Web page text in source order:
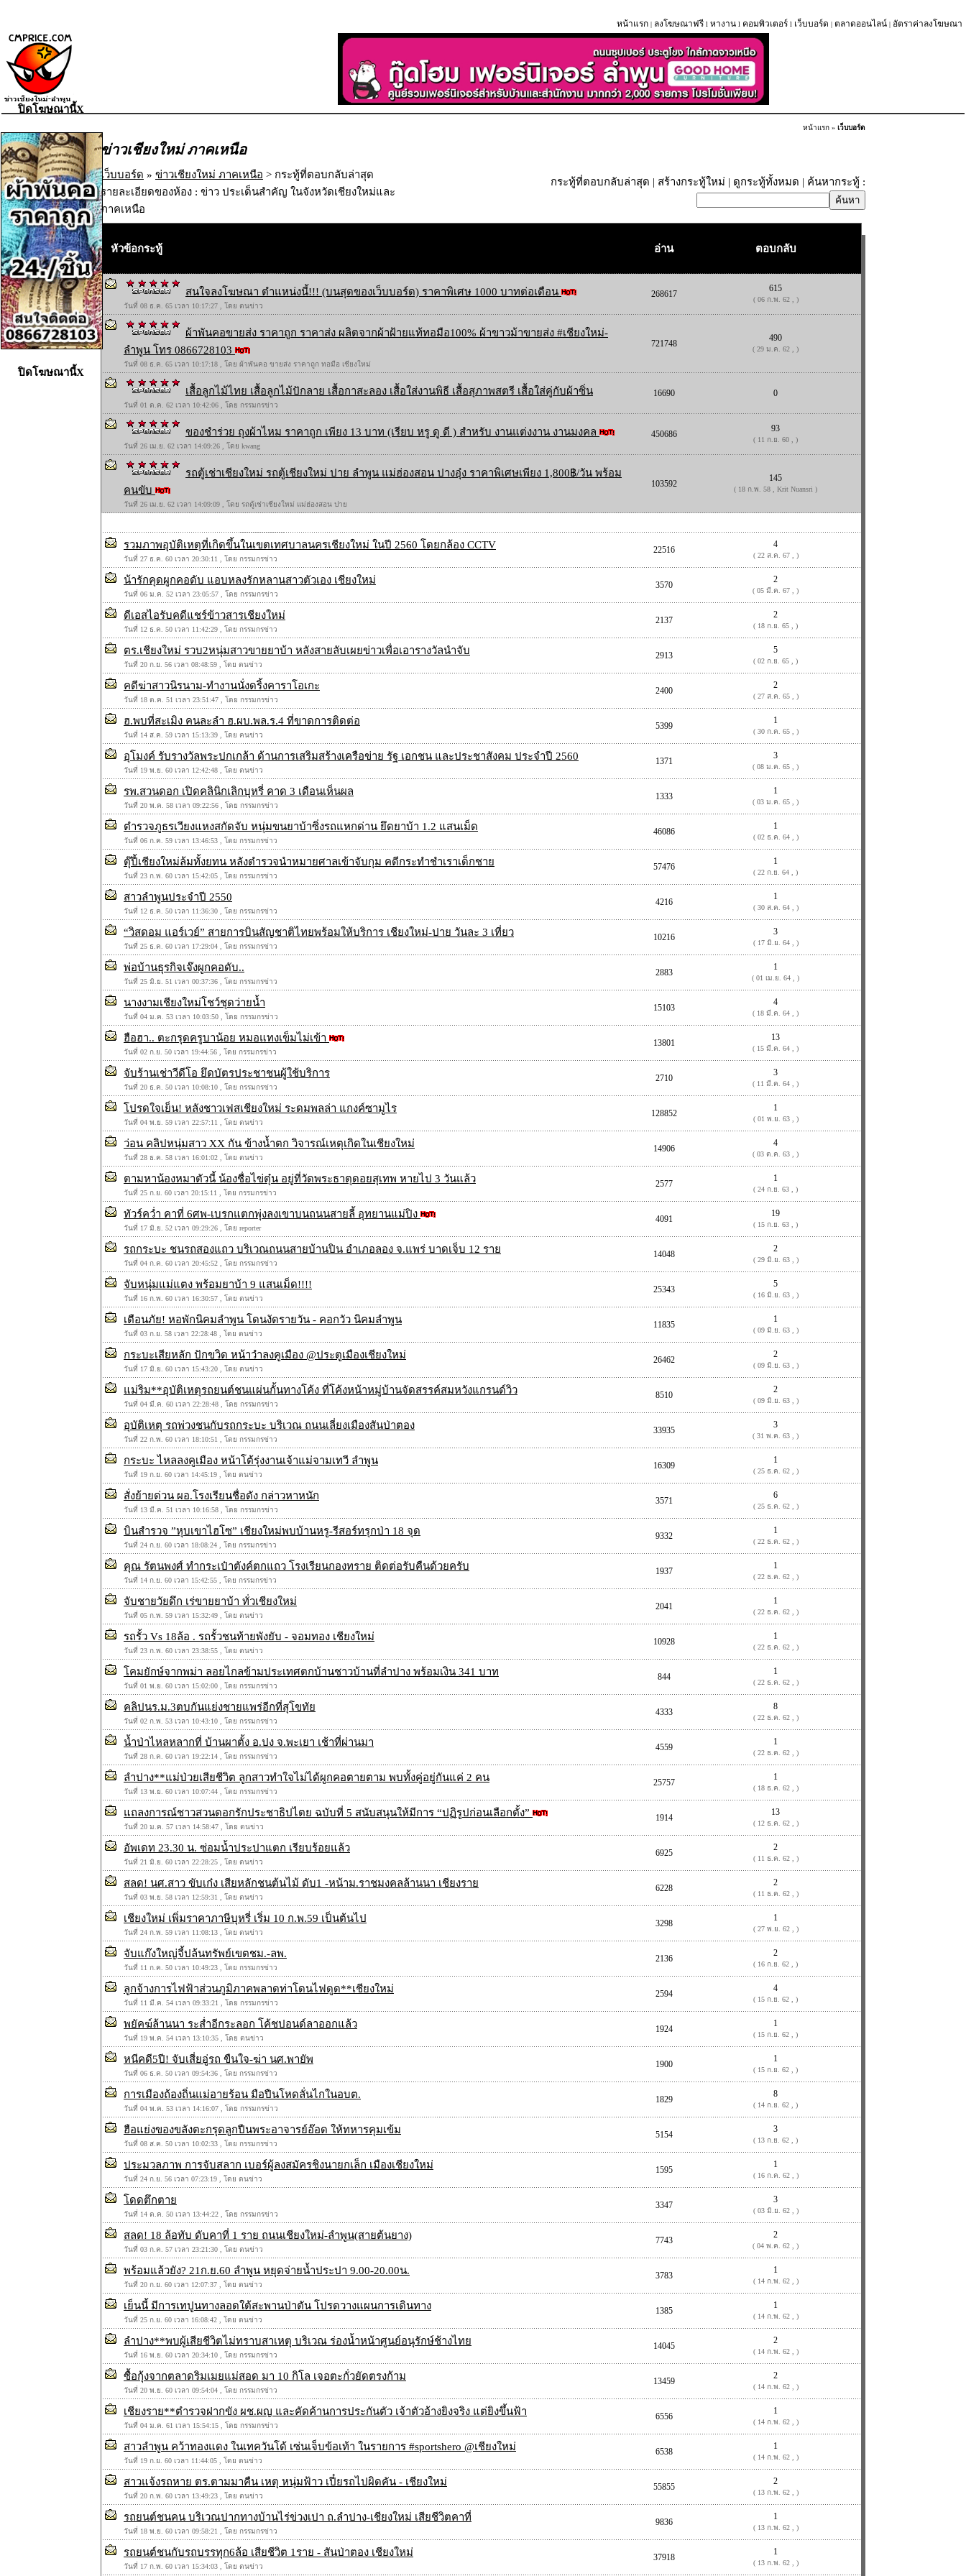
หน้าแรก | ลงโฆษณาฟรี l หางาน l คอมพิวเตอร์ l เว็บบอร์ด | ตลาดออนไลน์ | อัตราค่าลงโฆษณา
หน้าแรก » เว็บบอร์ด
ข่าวเชียงใหม่ ภาคเหนือ
เว็บบอร์ด » ข่าวเชียงใหม่ ภาคเหนือ > กระทู้ที่ตอบกลับล่าสุด
รายละเอียดของห้อง : ข่าว ประเด็นสำคัญ ในจังหวัดเชียงใหม่และ
ภาคเหนือ
กระทู้ที่ตอบกลับล่าสุด | สร้างกระทู้ใหม่ | ดูกระทู้ทั้งหมด | ค้นหากระทู้ :
หัวข้อกระทู้ อ่าน ตอบกลับ
สนใจลงโฆษณา ตำแหน่งนี้!!! (บนสุดของเว็บบอร์ด) ราคาพิเศษ 1000 บาทต่อเดือน
วันที่ 08 ธ.ค. 65 เวลา 10:17:27 , โดย ตนข่าว
268617
615
( 06 ก.พ. 62 , )
ผ้าพันคอขายส่ง ราคาถูก ราคาส่ง ผลิตจากผ้าฝ้ายแท้ทอมือ100% ผ้าขาวม้าขายส่ง #เชียงใหม่-
ลำพูน โทร 0866728103
วันที่ 08 ธ.ค. 65 เวลา 10:17:18 , โดย ผ้าพันคอ ขายส่ง ราคาถูก ทอมือ เชียงใหม่
721748
490
( 29 ม.ค. 62 , )
เสื้อลูกไม้ไทย เสื้อลูกไม้ปักลาย เสื้อกาสะลอง เสื้อใส่งานพิธี เสื้อสุภาพสตรี เสื้อใส่คู่กับผ้าซิ่น
วันที่ 01 ต.ค. 62 เวลา 10:42:06 , โดย กรรมกรข่าว
16690 0
ของชำร่วย ถุงผ้าไหม ราคาถูก เพียง 13 บาท (เรียบ หรู ดู ดี ) สำหรับ งานแต่งงาน งานมงคล
วันที่ 26 เม.ย. 62 เวลา 14:09:26 , โดย kwang
450686
93
( 11 ก.ย. 60 , )
รถตู้เช่าเชียงใหม่ รถตู้เชียงใหม่ ปาย ลำพูน แม่ฮ่องสอน ปางอุ๋ง ราคาพิเศษเพียง 1,800฿/วัน พร้อม
คนขับ
วันที่ 26 เม.ย. 62 เวลา 14:09:09 , โดย รถตู้เช่าเชียงใหม่ แม่ฮ่องสอน ปาย
103592
145
( 18 ก.พ. 58 , Krit Nuansri )
รวมภาพอุบัติเหตุที่เกิดขึ้นในเขตเทศบาลนครเชียงใหม่ ในปี 2560 โดยกล้อง CCTV
วันที่ 27 ธ.ค. 60 เวลา 20:30:11 , โดย กรรมกรข่าว
22516
4
( 22 ส.ค. 67 , )
น้ารักคุดผูกคอดับ แอบหลงรักหลานสาวตัวเอง เชียงใหม่
วันที่ 06 ม.ค. 52 เวลา 23:05:57 , โดย กรรมกรข่าว
3570
2
( 05 มี.ค. 67 , )
ดีเอสไอรับคดีแชร์ข้าวสารเชียงใหม่
วันที่ 12 ธ.ค. 50 เวลา 11:42:29 , โดย กรรมกรข่าว
2137
2
( 18 ก.ย. 65 , )
ตร.เชียงใหม่ รวบ2หนุ่มสาวขายยาบ้า หลังสายลับเผยข่าวเพื่อเอารางวัลนำจับ
วันที่ 20 ก.ย. 56 เวลา 08:48:59 , โดย ตนข่าว
2913
5
( 02 ก.ย. 65 , )
คดีฆ่าสาวนิรนาม-ทำงานนั่งดริ้งคาราโอเกะ
วันที่ 18 ต.ค. 51 เวลา 23:51:47 , โดย กรรมกรข่าว
2400
2
( 27 ส.ค. 65 , )
ฮ.พบที่สะเมิง คนละลำ ฮ.ผบ.พล.ร.4 ที่ขาดการติดต่อ
วันที่ 14 ส.ค. 59 เวลา 15:13:39 , โดย ฅนข่าว
5399
1
( 30 ก.ค. 65 , )
อุโมงค์ รับรางวัลพระปกเกล้า ด้านการเสริมสร้างเครือข่าย รัฐ เอกชน และประชาสังคม ประจำปี 2560
วันที่ 19 พ.ย. 60 เวลา 12:42:48 , โดย ตนข่าว
1371
3
( 08 ม.ค. 65 , )
รพ.สวนดอก เปิดคลินิกเลิกบุหรี่ คาด 3 เดือนเห็นผล
วันที่ 20 พ.ค. 58 เวลา 09:22:56 , โดย กรรมกรข่าว
1333
1
( 03 ม.ค. 65 , )
ตำรวจภูธรเวียงแหงสกัดจับ หนุ่มขนยาบ้าซิ่งรถแหกด่าน ยึดยาบ้า 1.2 แสนเม็ด
วันที่ 06 ก.ค. 59 เวลา 13:46:53 , โดย กรรมกรข่าว
46086
1
( 02 ธ.ค. 64 , )
ตุ๊ปี้เชียงใหม่ล้มทั้งยทน หลังตำรวจนำหมายศาลเข้าจับกุม คดีกระทำชำเราเด็กชาย
วันที่ 23 ก.พ. 60 เวลา 15:42:05 , โดย กรรมกรข่าว
57476
1
( 22 ก.ย. 64 , )
สาวลำพูนประจำปี 2550
วันที่ 12 ธ.ค. 50 เวลา 11:36:30 , โดย กรรมกรข่าว
4216
1
( 30 ส.ค. 64 , )
“วิสดอม แอร์เวย์” สายการบินสัญชาติไทยพร้อมให้บริการ เชียงใหม่-ปาย วันละ 3 เที่ยว
วันที่ 25 ธ.ค. 60 เวลา 17:29:04 , โดย กรรมกรข่าว
10216
3
( 17 มิ.ย. 64 , )
พ่อบ้านธุรกิจเจ๊งผูกคอดับ..
วันที่ 25 มิ.ย. 51 เวลา 00:37:36 , โดย กรรมกรข่าว
2883
1
( 01 เม.ย. 64 , )
นางงามเชียงใหม่โชว์ชุดว่ายน้ำ
วันที่ 04 ม.ค. 53 เวลา 10:03:50 , โดย กรรมกรข่าว
15103
4
( 18 มี.ค. 64 , )
ฮือฮา.. ตะกรุดครูบาน้อย หมอแทงเข็มไม่เข้า
วันที่ 02 ก.ย. 50 เวลา 19:44:56 , โดย กรรมกรข่าว
13801
13
( 15 มี.ค. 64 , )
จับร้านเช่าวีดีโอ ยึดบัตรประชาชนผู้ใช้บริการ
วันที่ 20 ธ.ค. 50 เวลา 10:08:10 , โดย กรรมกรข่าว
2710
3
( 11 มี.ค. 64 , )
โปรดใจเย็น! หลังชาวเฟสเชียงใหม่ ระดมพลล่า แกงค์ซามูไร
วันที่ 04 พ.ย. 59 เวลา 22:57:11 , โดย ตนข่าว
128852
1
( 01 พ.ย. 63 , )
ว่อน คลิปหนุ่มสาว XX กัน ข้างน้ำตก วิจารณ์เหตุเกิดในเชียงใหม่
วันที่ 28 ธ.ค. 58 เวลา 16:01:02 , โดย ตนข่าว
14906
4
( 03 ต.ค. 63 , )
ตามหาน้องหมาตัวนี้ น้องชื่อไข่ตุ๋น อยู่ที่วัดพระธาตุดอยสุเทพ หายไป 3 วันแล้ว
วันที่ 25 ก.ย. 60 เวลา 20:15:11 , โดย กรรมกรข่าว
2577
1
( 24 ก.ย. 63 , )
ทัวร์คว่ำ คาที่ 6ศพ-เบรกแตกพุ่งลงเขาบนถนนสายลี้ อุทยานแม่ปิง
วันที่ 17 มิ.ย. 52 เวลา 09:29:26 , โดย reporter
4091
19
( 15 ก.ย. 63 , )
รถกระบะ ชนรถสองแถว บริเวณถนนสายบ้านปิน อำเภอลอง จ.แพร่ บาดเจ็บ 12 ราย
วันที่ 04 ก.ค. 60 เวลา 20:45:52 , โดย กรรมกรข่าว
14048
2
( 29 มิ.ย. 63 , )
จับหนุ่มแม่แตง พร้อมยาบ้า 9 แสนเม็ด!!!!
วันที่ 16 ก.พ. 60 เวลา 16:30:57 , โดย ตนข่าว
25343
5
( 16 มิ.ย. 63 , )
เตือนภัย! หอพักนิคมลำพูน โดนงัดรายวัน - คอกวัว นิคมลำพูน
วันที่ 03 ก.ย. 58 เวลา 22:28:48 , โดย ตนข่าว
11835
1
( 09 มิ.ย. 63 , )
กระบะเสียหลัก ปักขวิด หน้าวำลงคูเมือง @ประตูเมืองเชียงใหม่
วันที่ 17 มิ.ย. 60 เวลา 15:43:20 , โดย ตนข่าว
26462
2
( 09 มิ.ย. 63 , )
แม่ริม**อุบัติเหตุรถยนต์ชนแผ่นกั้นทางโค้ง ที่โค้งหน้าหมู่บ้านจัดสรรค์สมหวังแกรนด์วิว
วันที่ 04 มี.ค. 60 เวลา 22:28:48 , โดย กรรมกรข่าว
8510
2
( 09 มิ.ย. 63 , )
อุบัติเหตุ รถพ่วงชนกับรถกระบะ บริเวณ ถนนเลี่ยงเมืองสันป่าตอง
วันที่ 22 ก.พ. 60 เวลา 18:10:51 , โดย กรรมกรข่าว
33935
3
( 31 พ.ค. 63 , )
กระบะ ไหลลงคูเมือง หน้าโต้รุ่งงานเจ้าแม่จามเทวี ลำพูน
วันที่ 19 ก.ย. 60 เวลา 14:45:19 , โดย ตนข่าว
16309
1
( 25 ธ.ค. 62 , )
สั่งย้ายด่วน ผอ.โรงเรียนชื่อดัง กล่าวหาหนัก
วันที่ 13 มี.ค. 51 เวลา 10:16:58 , โดย กรรมกรข่าว
3571
6
( 25 ธ.ค. 62 , )
บินสำรวจ ”หุบเขาไฮโซ” เชียงใหม่พบบ้านหรู-รีสอร์ทรุกป่า 18 จุด
วันที่ 24 ก.ย. 60 เวลา 18:08:24 , โดย กรรมกรข่าว
9332
1
( 22 ธ.ค. 62 , )
คุณ รัตนพงศ์ ทำกระเป๋าตังค์ตกแถว โรงเรียนกองทราย ติดต่อรับคืนด้วยครับ
วันที่ 14 ก.ย. 60 เวลา 15:42:55 , โดย กรรมกรข่าว
1937
1
( 22 ธ.ค. 62 , )
จับชายวัยดึก เร่ขายยาบ้า ทั่วเชียงใหม่
วันที่ 05 ก.พ. 59 เวลา 15:32:49 , โดย ตนข่าว
2041
1
( 22 ธ.ค. 62 , )
รถรั้ว Vs 18ล้อ . รถรั้วชนท้ายพังยับ - จอมทอง เชียงใหม่
วันที่ 23 ก.พ. 60 เวลา 23:38:55 , โดย ตนข่าว
10928
1
( 22 ธ.ค. 62 , )
โคมยักษ์จากพม่า ลอยไกลข้ามประเทศตกบ้านชาวบ้านที่ลำปาง พร้อมเงิน 341 บาท
วันที่ 01 พ.ย. 60 เวลา 15:02:00 , โดย กรรมกรข่าว
844
1
( 22 ธ.ค. 62 , )
คลิปนร.ม.3ตบกันแย่งชายแพร่อีกที่สุโขทัย
วันที่ 02 ก.พ. 53 เวลา 10:43:10 , โดย กรรมกรข่าว
4333
8
( 22 ธ.ค. 62 , )
น้ำป่าไหลหลากที่ บ้านผาตั้ง อ.ปง จ.พะเยา เช้าที่ผ่านมา
วันที่ 28 ก.ค. 60 เวลา 19:22:14 , โดย กรรมกรข่าว
4559
1
( 22 ธ.ค. 62 , )
ลำปาง**แม่ป่วยเสียชีวิต ลูกสาวทำใจไม่ได้ผูกคอตายตาม พบทั้งคู่อยู่กันแค่ 2 คน
วันที่ 13 พ.ย. 60 เวลา 10:07:44 , โดย กรรมกรข่าว
25757
1
( 18 ธ.ค. 62 , )
แถลงการณ์ชาวสวนดอกรักประชาธิปไตย ฉบับที่ 5 สนับสนุนให้มีการ “ปฏิรูปก่อนเลือกตั้ง”
วันที่ 20 ม.ค. 57 เวลา 14:58:47 , โดย ตนข่าว
1914
13
( 12 ธ.ค. 62 , )
อัพเดท 23.30 น. ซ่อมน้ำประปาแตก เรียบร้อยแล้ว
วันที่ 21 มิ.ย. 60 เวลา 22:28:25 , โดย ตนข่าว
6925
2
( 11 ธ.ค. 62 , )
สลด! นศ.สาว ขับเก๋ง เสียหลักชนต้นไม้ ดับ1 -หน้าม.ราชมงคลล้านนา เชียงราย
วันที่ 03 พ.ย. 58 เวลา 12:59:31 , โดย ตนข่าว
6228
2
( 11 ธ.ค. 62 , )
เชียงใหม่ เพิ่มราคาภาษีบุหรี่ เริ่ม 10 ก.พ.59 เป็นต้นไป
วันที่ 24 ก.พ. 59 เวลา 11:08:13 , โดย ตนข่าว
3298
1
( 27 พ.ย. 62 , )
จับแก๊งใหญ่จี้ปล้นทรัพย์เขตชม.-ลพ.
วันที่ 11 ก.ค. 50 เวลา 10:49:23 , โดย กรรมกรข่าว
2136
2
( 16 ก.ย. 62 , )
ลูกจ้างการไฟฟ้าส่วนภูมิภาคพลาดท่าโดนไฟดูด**เชียงใหม่
วันที่ 11 มี.ค. 54 เวลา 09:33:21 , โดย กรรมกรข่าว
2594
4
( 15 ก.ย. 62 , )
พยัคฆ์ล้านนา ระส่ำอีกระลอก โค้ชปอนด์ลาออกแล้ว
วันที่ 19 พ.ค. 54 เวลา 13:10:35 , โดย ตนข่าว
1924
1
( 15 ก.ย. 62 , )
หนีคดี5ปี! จับเสี่ยอู่รถ ขืนใจ-ฆ่า นศ.พายัพ
วันที่ 06 ธ.ค. 50 เวลา 09:54:36 , โดย กรรมกรข่าว
1900
1
( 15 ก.ย. 62 , )
การเมืองถ้องถิ่นแม่อายร้อน มือปืนโหดลั่นไกในอบต.
วันที่ 04 พ.ค. 53 เวลา 14:16:07 , โดย กรรมกรข่าว
1829
8
( 14 ก.ย. 62 , )
ฮือแย่งของขลังตะกรุดลูกปืนพระอาจารย์อ๊อด ให้ทหารคุมเข้ม
วันที่ 08 ส.ค. 50 เวลา 10:02:33 , โดย กรรมกรข่าว
5154
3
( 13 ก.ย. 62 , )
ประมวลภาพ การจับสลาก เบอร์ผู้ลงสมัครชิงนายกเล็ก เมืองเชียงใหม่
วันที่ 24 ก.ย. 56 เวลา 07:23:19 , โดย ตนข่าว
1595
1
( 16 ก.ค. 62 , )
โดดตึกตาย
วันที่ 14 ต.ค. 50 เวลา 13:44:22 , โดย กรรมกรข่าว
3347
3
( 03 มิ.ย. 62 , )
สลด! 18 ล้อทับ ดับคาที่ 1 ราย ถนนเชียงใหม่-ลำพูน(สายต้นยาง)
วันที่ 03 ก.ค. 57 เวลา 23:21:30 , โดย ตนข่าว
7743
2
( 04 พ.ค. 62 , )
พร้อมแล้วยัง? 21ก.ย.60 ลำพูน หยุดจ่ายน้ำประปา 9.00-20.00น.
วันที่ 20 ก.ย. 60 เวลา 12:07:37 , โดย ตนข่าว
3783
1
( 14 ก.พ. 62 , )
เย็นนี้ มีการเทปูนทางลอดใต้สะพานป่าตัน โปรดวางแผนการเดินทาง
วันที่ 25 ก.ย. 60 เวลา 16:08:42 , โดย ตนข่าว
1385
1
( 14 ก.พ. 62 , )
ลำปาง**พบผู้เสียชีวิตไม่ทราบสาเหตุ บริเวณ ร่องน้ำหน้าศูนย์อนุรักษ์ช้างไทย
วันที่ 16 พ.ย. 60 เวลา 20:34:10 , โดย กรรมกรข่าว
14045
2
( 14 ก.พ. 62 , )
ซื้อกุ้งจากตลาดริมเมยแม่สอด มา 10 กิโล เจอตะกั่วยัดตรงก้าม
วันที่ 20 พ.ย. 60 เวลา 09:54:04 , โดย กรรมกรข่าว
13459
2
( 14 ก.พ. 62 , )
เชียงราย**ตำรวจฝากขัง ผช.ผญ และคัดค้านการประกันตัว เจ้าตัวอ้างยิงจริง แต่ยิงขึ้นฟ้า
วันที่ 04 ม.ค. 61 เวลา 15:54:15 , โดย กรรมกรข่าว
6556
1
( 14 ก.พ. 62 , )
สาวลำพูน คว้าทองแดง ในเทควันโด้ เซ่นเจ็บข้อเท้า ในรายการ #sportshero @เชียงใหม่
วันที่ 19 ก.ย. 60 เวลา 11:44:05 , โดย ตนข่าว
6538
1
( 14 ก.พ. 62 , )
สาวแจ้งรถหาย ตร.ตามมาคืน เหตุ หนุ่มฟ้าว เปี๋ยรถไปผิดคัน - เชียงใหม่
วันที่ 20 ก.พ. 60 เวลา 13:49:23 , โดย ตนข่าว
55855
2
( 13 ก.พ. 62 , )
รถยนต์ชนคน บริเวณปากทางบ้านไร่ข่วงเปา ถ.ลำปาง-เชียงใหม่ เสียชีวิตคาที่
วันที่ 18 พ.ย. 60 เวลา 09:58:21 , โดย กรรมกรข่าว
9836
1
( 13 ก.พ. 62 , )
รถยนต์ชนกับรถบรรทุก6ล้อ เสียชีวิต 1ราย - สันป่าตอง เชียงใหม่
วันที่ 17 ก.พ. 60 เวลา 15:34:03 , โดย ตนข่าว
37918
1
( 13 ก.พ. 62 , )
ปิดโฆษณานี้X
ปิดโฆษณานี้X